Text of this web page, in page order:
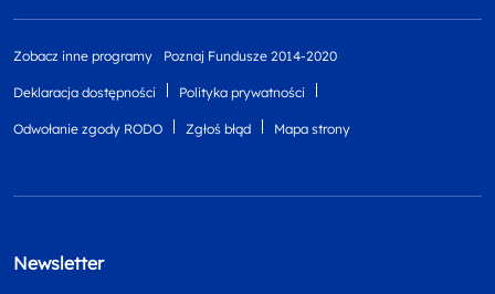
Zobacz inne programy Poznaj Fundusze 2014-2020
Deklaracja dostępności Polityka prywatności
Odwołanie zgody RODO Zgłoś błąd Mapa strony
Newsletter